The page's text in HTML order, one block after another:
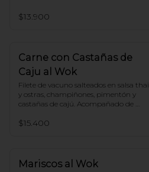
$13.900
Carne con Castañas de
Caju al Wok
Filete de vacuno salteados en salsa thai
y ostras, champiñones, pimentón y
castañas de cajú. Acompañado de
$15.400
Mariscos al Wok